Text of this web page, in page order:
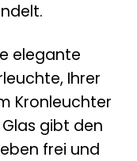
elegante
Ihrer
Kronleuchter
gibt den
frei und